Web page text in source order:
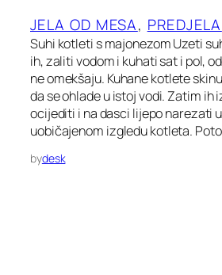
JELA OD MESA, PREDJELA
Suhi kotleti s majonezom Uzeti
ih, zaliti vodom i kuhati sat i pol,
ne omekšaju. Kuhane kotlete
da se ohlade u istoj vodi. Zatim ih
ocijediti i na dasci lijepo narezati
uobičajenom izgledu kotleta.
bydesk